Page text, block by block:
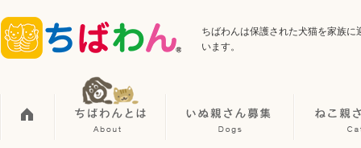
ちばわんは保護された犬猫を家族
います。